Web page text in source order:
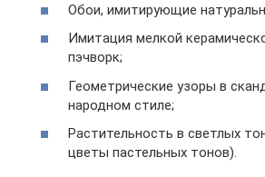
Обои, имитирующие
Имитация мелкой
пэчворк;
Геометрические узоры в
народном стиле;
Растительность в светлых
цветы пастельных тонов).